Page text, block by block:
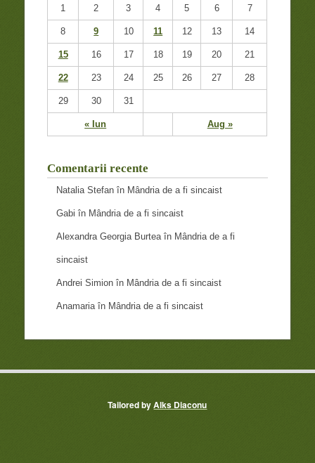
« Iun Aug »
1 2 3 4 5 6 7
8 9 10 11 12 13 14
15 16 17 18 19 20 21
22 23 24 25 26 27 28
29 30 31
Comentarii recente
Natalia Stefan în Mândria de a fi sincaist
Gabi în Mândria de a fi sincaist
Alexandra Georgia Burteaîn Mândria de a fi
sincaist
Andrei Simion în Mândria de a fi sincaist
Anamariaîn Mândria de a fi sincaist
Tailored byAlks Diaconu